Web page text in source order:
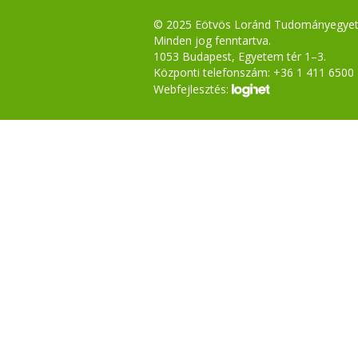
© 2025 Eötvös Loránd
Minden jog fenntartva.
1053 Budapest, Egyetem tér 1–3.
Központi telefonszám: +36 1 411 6500
Webfejlesztés: